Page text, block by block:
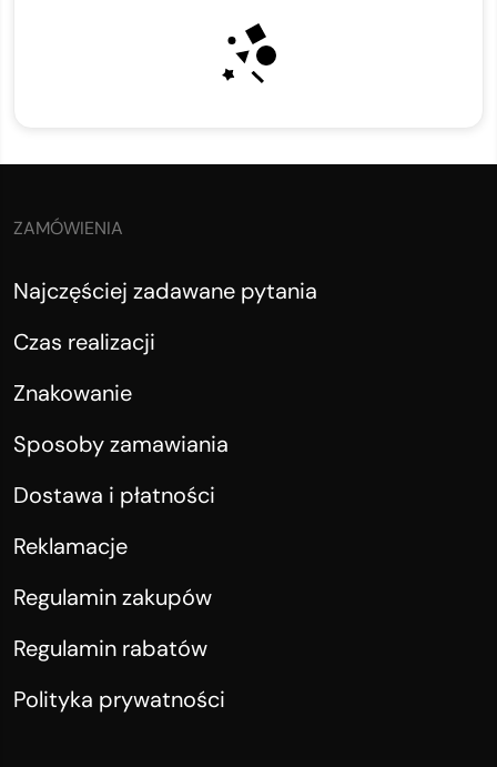
ZAMÓWIENIA
Najczęściej zadawane pytania
Czas realizacji
Znakowanie
Sposoby zamawiania
Dostawa i płatności
Reklamacje
Regulamin zakupów
Regulamin rabatów
Polityka prywatności